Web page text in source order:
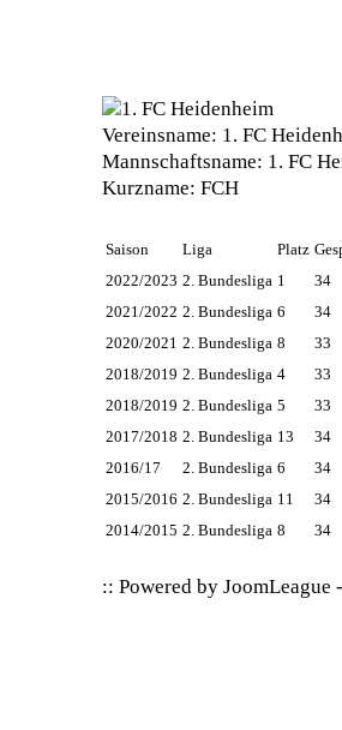
Vereinsname: 1. FC
Mannschaftsname: 1. FC
Kurzname: FCH
Saison Liga Platz
2022/2023 2. Bundesliga 1 34
2021/2022 2. Bundesliga 6 34
2020/2021 2. Bundesliga 8 33
2018/2019 2. Bundesliga 4 33
2018/2019 2. Bundesliga 5 33
2017/2018 2. Bundesliga 13 34
2016/17
2. Bundesliga 6 34
2015/2016 2. Bundesliga 11 34
2014/2015 2. Bundesliga 8 34
:: Powered byJoomLeague